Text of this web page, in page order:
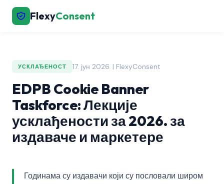
FlexyConsent
УСКЛАЂЕНОСТ 17. јун 2026. | FlexyConsent
EDPB Cookie Banner
Taskforce: Лекције
усклађености за 2026. за
издаваче и маркетере
Годинама су издавачи који су пословали широм